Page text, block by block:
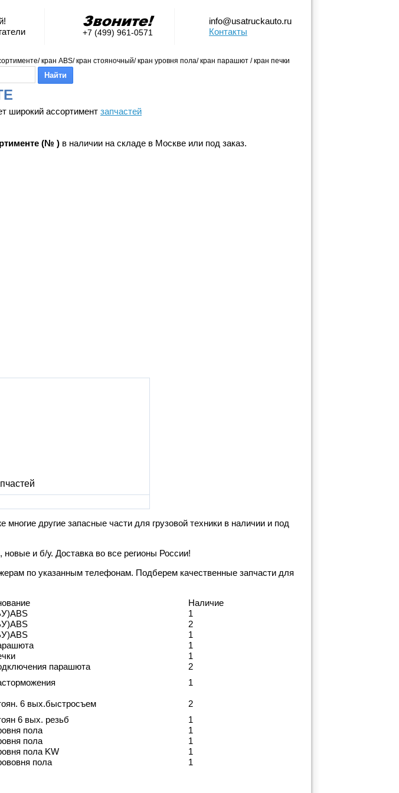
+7 (499) 961-0571
info@usatruckauto.ru
Контакты
кран ABS/ кран стояночный/ кран уровня пола/ кран парашют / кран печки
широкий ассортимент запчастей
(№ ) в наличии на складе в Москве или под заказ.
другие запасные части для грузовой техники в наличии и под
и б/у. Доставка во все регионы России!
по указанным телефонам. Подберем качественные запчасти для
Наличие
1
2
1
1
1
парашюта
2
1
6 вых.быстросъем
2
6 вых. резьб
1
пола
1
пола
1
пола KW
1
пола 1